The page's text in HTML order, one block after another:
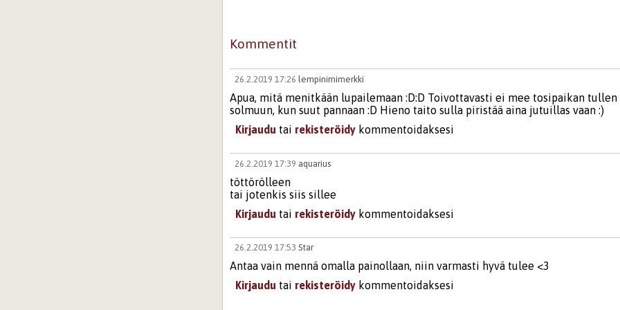
Kommentit
26.2.2019 17:26 lempinimimerkki
Apua, mitä menitkään lupailemaan :D:D Toivottavasti ei mee tosipaikan
solmuun, kun suut pannaan :D Hieno taito sulla piristää aina jutuillas vaan :)
Kirjaudu tai rekisteröidy kommentoidaksesi
26.2.2019 17:39 aquarius
töttörölleen
tai jotenkis siis sillee
Kirjaudu tai rekisteröidy kommentoidaksesi
26.2.2019 17:53 Star
Antaa vain mennä omalla painollaan, niin varmasti hyvä tulee <3
Kirjaudu tai rekisteröidy kommentoidaksesi